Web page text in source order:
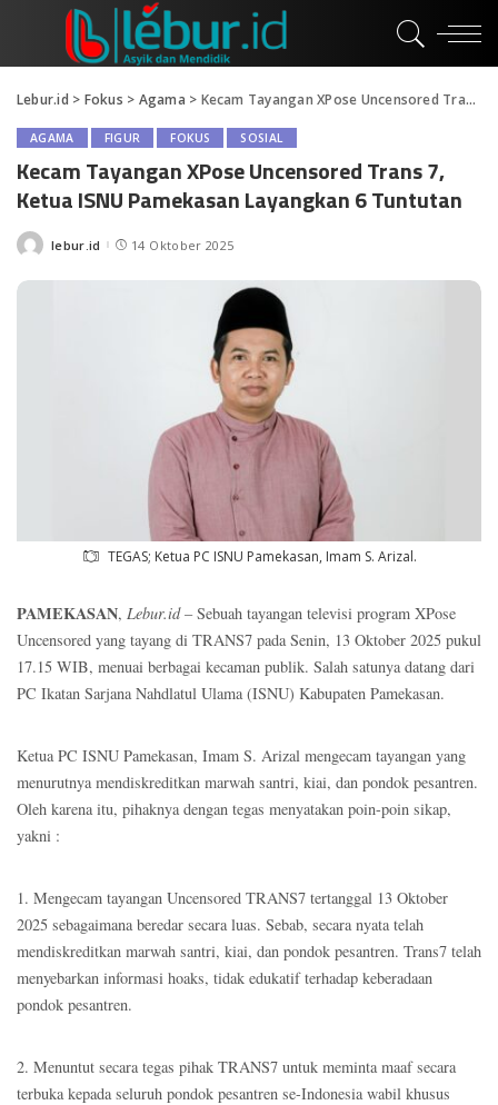
Lebur.id > Fokus > Agama > Kecam Tayangan XPose Uncensored Trans 7, Ketua ISNU Pamekasan Layangkan 6 Tuntutan
AGAMA FIGUR FOKUS SOSIAL
Kecam Tayangan XPose Uncensored Trans 7,
Ketua ISNU Pamekasan Layangkan 6 Tuntutan
Posted
lebur.id 14 Oktober 2025
TEGAS; Ketua PC ISNU Pamekasan, Imam S. Arizal.
PAMEKASAN, Lebur.id– Sebuah tayangan televisi program XPose
Uncensored yang tayang di TRANS7 pada Senin, 13 Oktober 2025 pukul
17.15 WIB, menuai berbagai kecaman publik. Salah satunya datang dari
PC Ikatan Sarjana Nahdlatul Ulama (ISNU) Kabupaten Pamekasan.
Ketua PC ISNU Pamekasan, Imam S. Arizal mengecam tayangan yang
menurutnya mendiskreditkan marwah santri, kiai, dan pondok pesantren.
Oleh karena itu, pihaknya dengan tegas menyatakan poin-poin sikap,
yakni :
1. Mengecam tayangan Uncensored TRANS7 tertanggal 13 Oktober
2025 sebagaimana beredar secara luas. Sebab, secara nyata telah
mendiskreditkan marwah santri, kiai, dan pondok pesantren. Trans7 telah
menyebarkan informasi hoaks, tidak edukatif terhadap keberadaan
pondok pesantren.
2. Menuntut secara tegas pihak TRANS7 untuk meminta maaf secara
terbuka kepada seluruh pondok pesantren se-Indonesia wabil khusus